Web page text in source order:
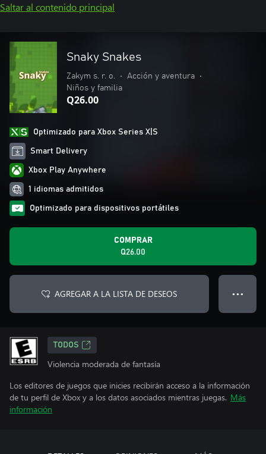
Saltar al contenido principal
Snaky Snakes
Zakym s. r. o. • Acción y aventura
•
Niños y familia
Q26.00
Optimizado para Xbox Series X|S
Smart Delivery
Xbox Play Anywhere
1 idiomas admitidos
Optimizado para dispositivos portátiles
COMPRAR
Q26.00
AGREGAR A LA LISTA DE DESEOS ● ● ●
TODOS
Violencia moderada de fantasía
Los editores de juegos que inicies recibirán acceso a la información
de tu perfil de Xbox y a los datos asociados mientras juegas. Más
información